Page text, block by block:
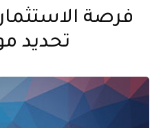
فرصة
تحديد